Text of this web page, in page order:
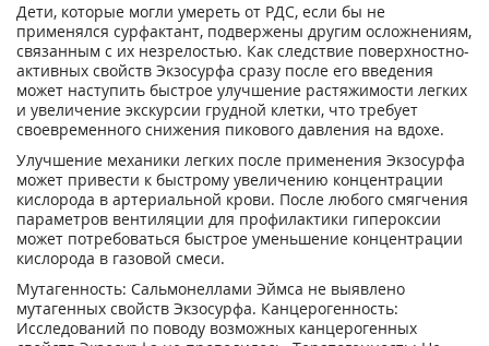
Дети, которые могли умереть от РДС, если бы не
применялся сурфактант, подвержены другим осложнениям,
связанным с их незрелостью. Как следствие поверхностно-
активных свойств Экзосурфа сразу после его введения
может наступить быстрое улучшение растяжимости легких
и увеличение экскурсии грудной клетки, что требует
своевременного снижения пикового давления на вдохе.
Улучшение механики легких после применения Экзосурфа
может привести к быстрому увеличению концентрации
кислорода в артериальной крови. После любого смягчения
параметров вентиляции для профилактики гипероксии
может потребоваться быстрое уменьшение концентрации
кислорода в газовой смеси.
Мутагенность: Сальмонеллами Эймса не выявлено
мутагенных свойств Экзосурфа. Канцерогенность:
Исследований по поводу возможных канцерогенных